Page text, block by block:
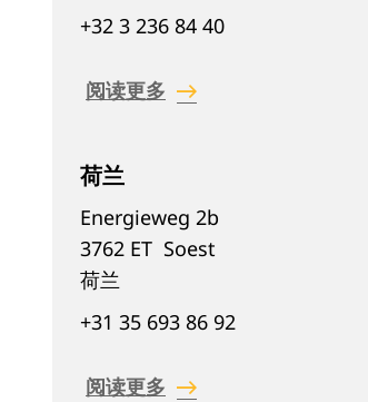
+32 3 236 84 40
阅读更多
荷兰
Energieweg 2b
3762 ET Soest
荷兰
+31 35 693 86 92
阅读更多